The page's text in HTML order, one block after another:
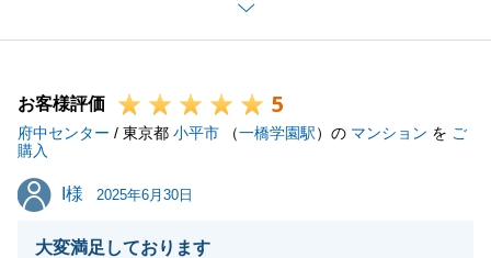
価格交渉についても全力で取り組ませていただきま
す。
お客様評価 5
府中センター / 東京都 小平市 （一橋学園駅）の マンション を ご
購入
I様
I様 2025年6月30日
大変満足しております